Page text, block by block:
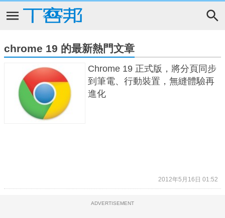
chrome 19 的最新熱門文章
Chrome 19 正式版，將分頁同步
到筆電、行動裝置，無縫體驗再
進化
2012年5月16日 01:52
ADVERTISEMENT